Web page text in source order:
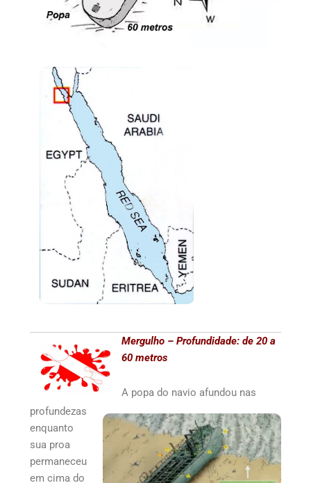
Mergulho – Profundidade: de 20 a
60 metros
A popa do navio afundou nas
profundezas
enquanto
sua proa
permaneceu
em cima do